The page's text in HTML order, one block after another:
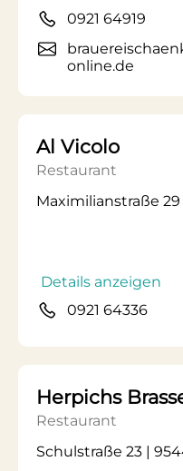
0921 64919
online.de
Al Vicolo
Restaurant
Maximilianstraße
Details anzeigen
0921 64336
Herpichs
Restaurant
Schulstraße 23 |